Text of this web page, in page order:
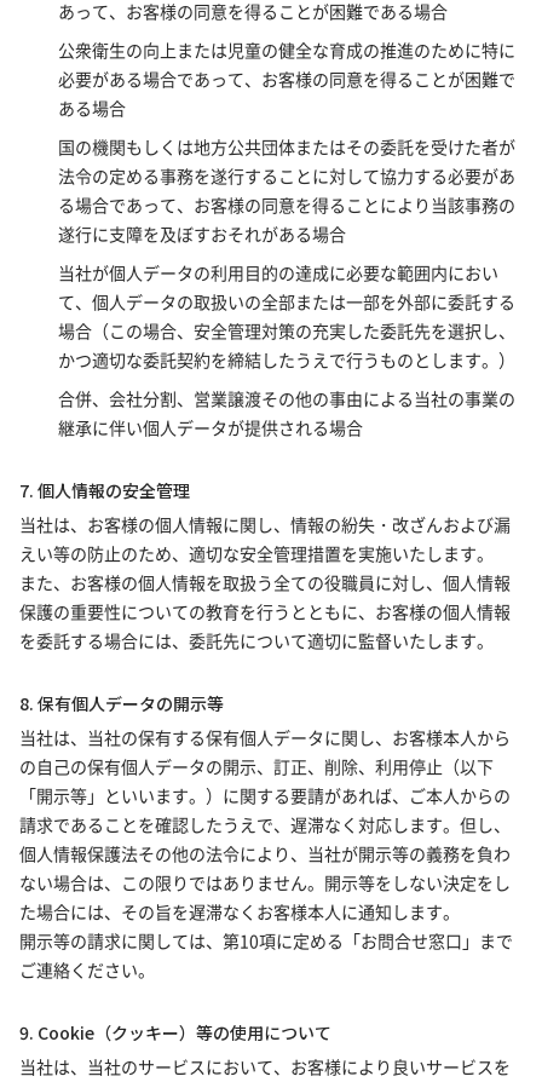
あって、お客様の同意を得ることが困難である場合
公衆衛生の向上または児童の健全な育成の推進のために特に
必要がある場合であって、お客様の同意を得ることが困難で
ある場合
国の機関もしくは地方公共団体またはその委託を受けた者が
法令の定める事務を遂行することに対して協力する必要があ
る場合であって、お客様の同意を得ることにより当該事務の
遂行に支障を及ぼすおそれがある場合
当社が個人データの利用目的の達成に必要な範囲内におい
て、個人データの取扱いの全部または一部を外部に委託する
場合（この場合、安全管理対策の充実した委託先を選択し、
かつ適切な委託契約を締結したうえで行うものとします。）
合併、会社分割、営業譲渡その他の事由による当社の事業の
継承に伴い個人データが提供される場合
7. 個人情報の安全管理
当社は、お客様の個人情報に関し、情報の紛失・改ざんおよび漏
えい等の防止のため、適切な安全管理措置を実施いたします。
また、お客様の個人情報を取扱う全ての役職員に対し、個人情報
保護の重要性についての教育を行うとともに、お客様の個人情報
を委託する場合には、委託先について適切に監督いたします。
8. 保有個人データの開示等
当社は、当社の保有する保有個人データに関し、お客様本人から
の自己の保有個人データの開示、訂正、削除、利用停止（以下
「開示等」といいます。）に関する要請があれば、ご本人からの
請求であることを確認したうえで、遅滞なく対応します。但し、
個人情報保護法その他の法令により、当社が開示等の義務を負わ
ない場合は、この限りではありません。開示等をしない決定をし
た場合には、その旨を遅滞なくお客様本人に通知します。
開示等の請求に関しては、第10項に定める「お問合せ窓口」まで
ご連絡ください。
9. Cookie（クッキー）等の使用について
当社は、当社のサービスにおいて、お客様により良いサービスを